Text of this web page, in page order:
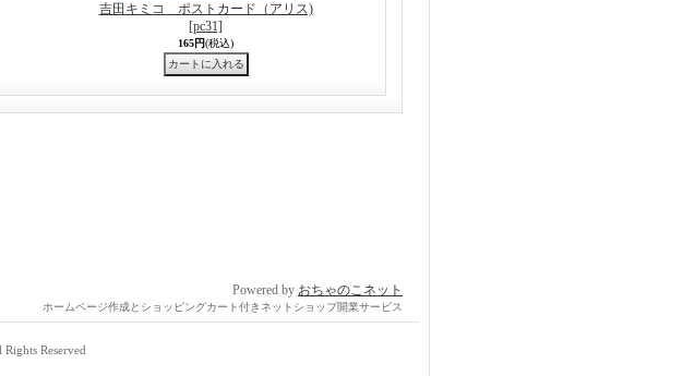
吉田キミコ ポストカード（アリス)
[pc31]
165円(税込)
Powered by おちゃのこネット
ホームページ作成とショッピングカート付きネットショップ開業サービス
Reserved